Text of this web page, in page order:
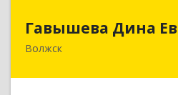
Гавышева Дина
Волжск